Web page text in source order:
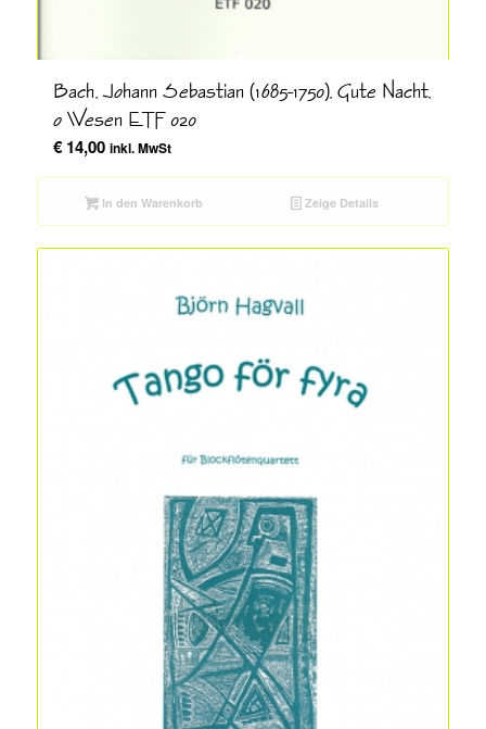
Bach, Johann Sebastian (1685-1750), Gute Nacht,
o Wesen ETF 020
€14,00 inkl. MwSt
In den Warenkorb Zeige Details